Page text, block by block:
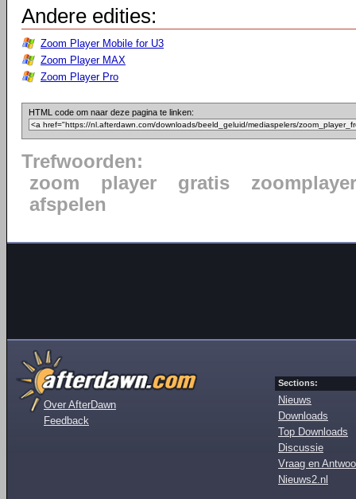
Andere edities:
Zoom Player Mobile for U3
Zoom Player MAX
Zoom Player Pro
HTML code om naar deze pagina te linken:
Trefwoorden:
zoom
player gratis
zoomplayer
afspelen
Over AfterDawn
Feedback
Sections:
Nieuws
Downloads
Top Downloads
Discussie
Vraag en
Nieuws2.nl